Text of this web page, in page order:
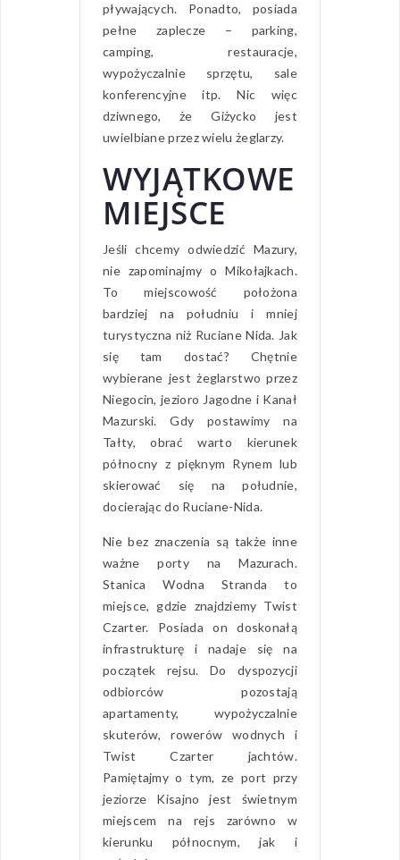
pływających. Ponadto, posiada
pełne zaplecze – parking,
camping, restauracje,
wypożyczalnie sprzętu, sale
konferencyjne itp. Nic więc
dziwnego, że Giżycko jest
uwielbiane przez wielu żeglarzy.
WYJĄTKOWE
MIEJSCE
Jeśli chcemy odwiedzić Mazury,
nie zapominajmy o Mikołajkach.
To miejscowość położona
bardziej na południu i mniej
turystyczna niż Ruciane Nida. Jak
się tam dostać? Chętnie
wybierane jest żeglarstwo przez
Niegocin, jezioro Jagodne i Kanał
Mazurski. Gdy postawimy na
Tałty, obrać warto kierunek
północny z pięknym Rynem lub
skierować się na południe,
docierając do Ruciane-Nida.
Nie bez znaczenia są także inne
ważne porty na Mazurach.
Stanica Wodna Stranda to
miejsce, gdzie znajdziemy Twist
Czarter. Posiada on doskonałą
infrastrukturę i nadaje się na
początek rejsu. Do dyspozycji
odbiorców pozostają
apartamenty, wypożyczalnie
skuterów, rowerów wodnych i
Twist Czarter jachtów.
Pamiętajmy o tym, ze port przy
jeziorze Kisajno jest świetnym
miejscem na rejs zarówno w
kierunku północnym, jak i